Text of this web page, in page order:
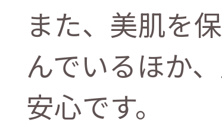
また、美肌を
んでいるほか
安心です。